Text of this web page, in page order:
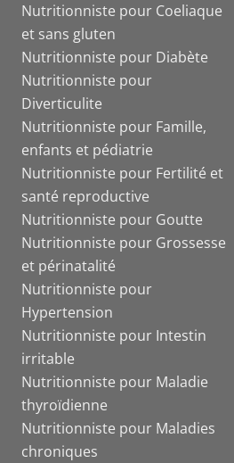
Nutritionniste pour Coeliaque
et sans gluten
Nutritionniste pour Diabète
Nutritionniste pour
Diverticulite
Nutritionniste pour Famille,
enfants et pédiatrie
Nutritionniste pour Fertilité et
santé reproductive
Nutritionniste pour Goutte
Nutritionniste pour Grossesse
et périnatalité
Nutritionniste pour
Hypertension
Nutritionniste pour Intestin
irritable
Nutritionniste pour Maladie
thyroïdienne
Nutritionniste pour Maladies
chroniques